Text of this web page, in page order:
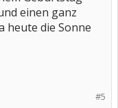
einen ganz
heute die Sonne
#5